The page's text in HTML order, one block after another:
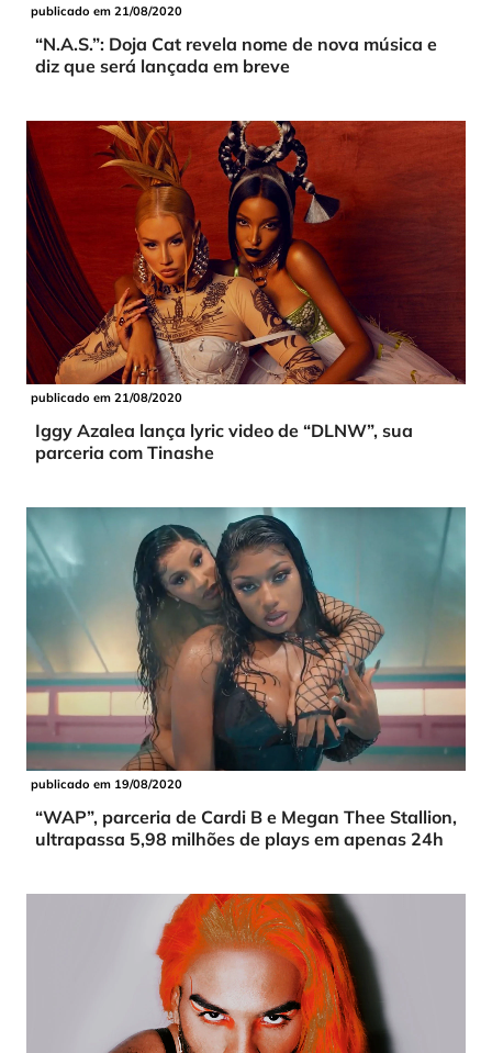
publicado em 21/08/2020
“N.A.S.”: Doja Cat revela nome de nova música e
diz que será lançada em breve
publicado em 21/08/2020
Iggy Azalea lança lyric video de “DLNW”, sua
parceria com Tinashe
publicado em 19/08/2020
“WAP”, parceria de Cardi B e Megan Thee Stallion,
ultrapassa 5,98 milhões de plays em apenas 24h